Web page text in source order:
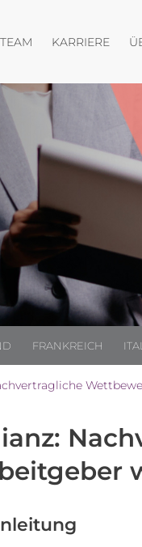
öffnen
TEAM KARRIERE
FRANKREICH